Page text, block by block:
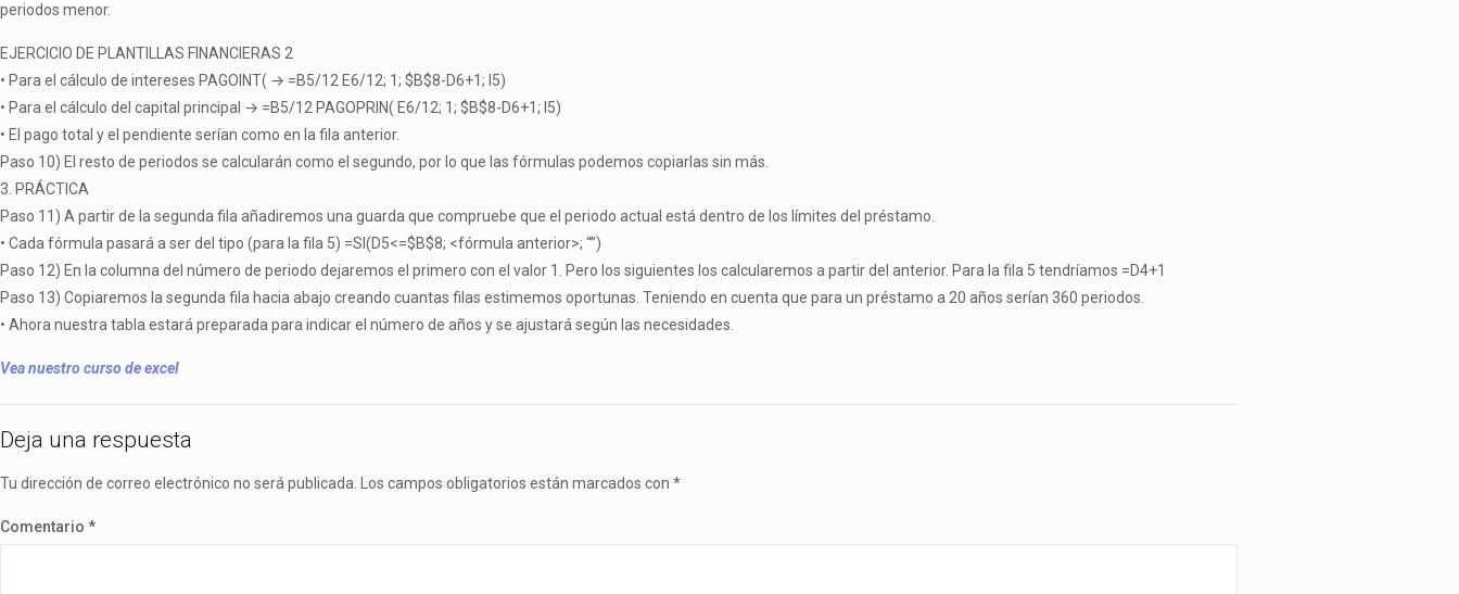
periodos menor.
EJERCICIO DE PLANTILLAS FINANCIERAS 2
• Para el cálculo de intereses PAGOINT( → =B5/12 E6/12; 1; $B$8-D6+1; I5)
• Para el cálculo del capital principal → =B5/12 PAGOPRIN( E6/12; 1; $B$8-D6+1; I5)
• El pago total y el pendiente serían como en la fila anterior.
Paso 10) El resto de periodos se calcularán como el segundo, por lo que las fórmulas podemos copiarlas sin más.
3. PRÁCTICA
Paso 11) A partir de la segunda fila añadiremos una guarda que compruebe que el periodo actual está dentro de los límites del préstamo.
• Cada fórmula pasará a ser del tipo (para la fila 5) =SI(D5<=$B$8; <fórmula anterior>; “”)
Paso 12) En la columna del número de periodo dejaremos el primero con el valor 1. Pero los siguientes los calcularemos a partir del anterior. Para la fila 5 tendríamos =D4+1
Paso 13) Copiaremos la segunda fila hacia abajo creando cuantas filas estimemos oportunas. Teniendo en cuenta que para un préstamo a 20 años serían 360 periodos.
• Ahora nuestra tabla estará preparada para indicar el número de años y se ajustará según las necesidades.
Vea nuestro curso de excel
Deja una respuesta
Tu dirección de correo electrónico no será publicada. Los campos obligatorios están marcados con *
Comentario *